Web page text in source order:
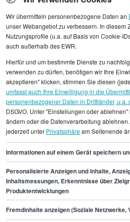
Alle angezeigten
Durchschnittswerte und die
einzelnen Stellenangeboten
Gehaltsinformationen
Finanzen
Sachbearbeiter/in Finanzen
Sachbearbeiter/in Finanzen
Finde den Job,
der zu dir
Wir übermitteln personenbezogene Daten an
unser Webangebot zu verbessern. In diesem
Nutzungsprofile (u.a. auf Basis von Cookie-
auch außerhalb des EWR.
Hierfür und um bestimmte Dienste zu
verwenden zu dürfen, benötigen wir Ihre
akzeptieren" klicken, stimmen Sie diesen
umfasst auch Ihre Einwilligung in die
personenbezogener Daten in Drittländer, u.a.
DSGVO. Unter "Einstellungen oder
ändern oder die Datenverarbeitung
jederzeit unter Privatsphäream Seitenende
Informationen auf einem Gerät speichern
Personalisierte Anzeigen und Inhalte,
Inhaltsmessungen, Erkenntnisse über
Produktentwicklungen
Fremdinhalte anzeigen (Soziale Netzwerke,